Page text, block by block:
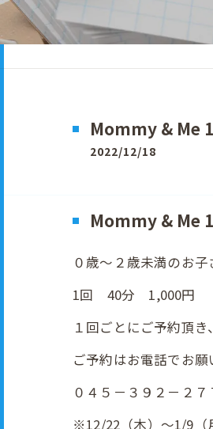
Mommy & Me
2022/12/18
Mommy & Me
０歳～２歳未満のお
1回 40分 1,000円
１回ごとにご予約頂
ご予約はお電話でお願
０４５－３９２－２７
※12/22（木）～1/9（